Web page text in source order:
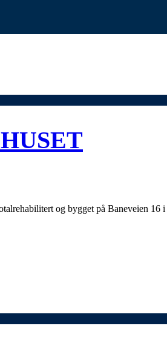
og bygget på Baneveien